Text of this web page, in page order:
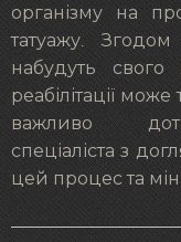
організму на
татуажу.
набудуть
реабілітації
важливо
спеціаліста з
цей процес та